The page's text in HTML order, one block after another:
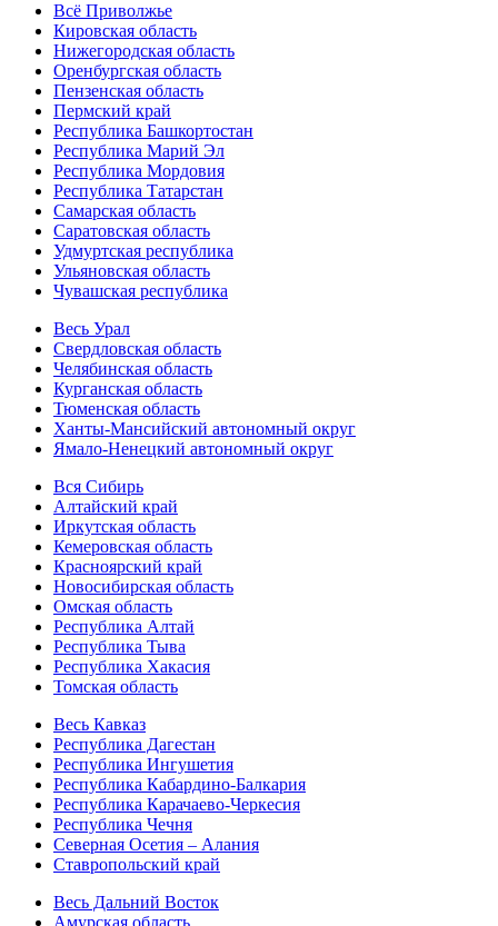
Всё Приволжье
Кировская область
Нижегородская область
Оренбургская область
Пензенская область
Пермский край
Республика Башкортостан
Республика Марий Эл
Республика Мордовия
Республика Татарстан
Самарская область
Саратовская область
Удмуртская республика
Ульяновская область
Чувашская республика
Весь Урал
Свердловская область
Челябинская область
Курганская область
Тюменская область
Ханты-Мансийский автономный округ
Ямало-Ненецкий автономный округ
Вся Сибирь
Алтайский край
Иркутская область
Кемеровская область
Красноярский край
Новосибирская область
Омская область
Республика Алтай
Республика Тыва
Республика Хакасия
Томская область
Весь Кавказ
Республика Дагестан
Республика Ингушетия
Республика Кабардино-Балкария
Республика Карачаево-Черкесия
Республика Чечня
Северная Осетия – Алания
Ставропольский край
Весь Дальний Восток
Амурская область